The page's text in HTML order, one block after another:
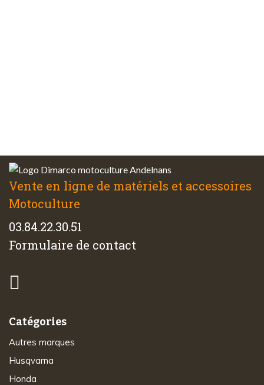
Vente en ligne de matériels et accessoires
Motoculture
03.84.22.30.51
Formulaire de contact
Catégories
Autres marques
Husqvarna
Honda